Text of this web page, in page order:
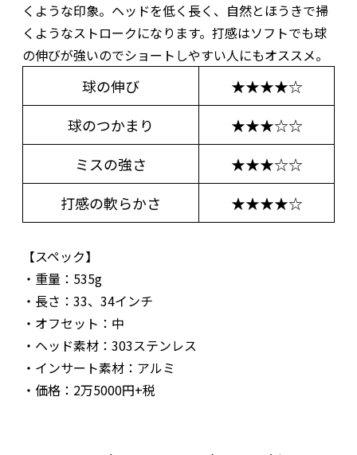
くような印象。ヘッドを低く長く、自然とほうきで掃
くようなストロークになります。打感はソフトでも球
の伸びが強いのでショートしやすい人にもオススメ。
球の伸び
★★★★☆
球のつかまり
★★★☆☆
ミスの強さ
★★★☆☆
打感の軟らかさ
★★★★☆
【スペック】
・重量：535g
・長さ：33、34インチ
・オフセット：中
・ヘッド素材：303ステンレス
・インサート素材：アルミ
・価格：2万5000円+税